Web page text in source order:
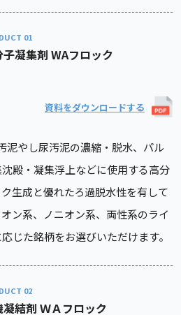
子凝集剤 WAフロック
泥やし尿汚泥の濃縮・脱水、パル
殿・凝集浮上などに使用する高分
生成と優れたろ過脱水性を有して
ン系、ノニオン系、両性系のライ
じた銘柄をお選びいただけます。
資料をダウンロードする
凝結剤 ＷＡフロック